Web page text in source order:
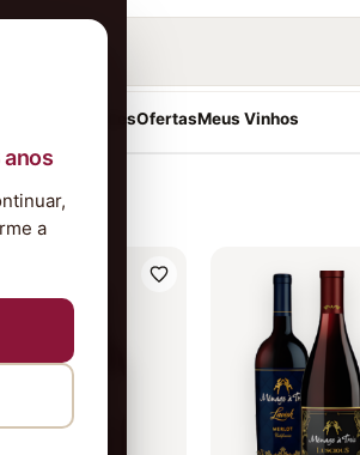
anos
a
Kits & PresentesOfertasMeus Vinhos